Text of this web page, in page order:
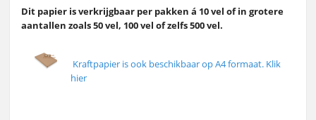
Dit papier is verkrijgbaar per pakken á 10 vel of in grotere
aantallen zoals 50 vel, 100 vel of zelfs 500 vel.
Kraftpapier is ook beschikbaar op A4 formaat. Klik
hier